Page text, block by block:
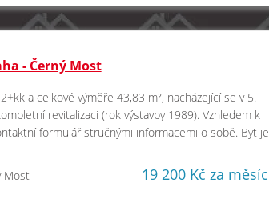
- Černý Most
a celkové výměře 43,83 m², nacházející se v 5.
revitalizaci (rok výstavby 1989). Vzhledem k
formulář stručnými informacemi o sobě. Byt je
Most 19 200 Kč za měsíc